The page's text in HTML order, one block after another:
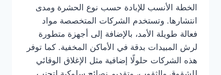
الخطة الأنسب للإبادة حسب نوع الحشرة ومدى
انتشارها. وتستخدم الشركات المتخصصة مواد
فعالة طويلة الأمد، بالإضافة إلى أجهزة متطورة
لرش المبيدات بدقة في الأماكن المخفية. كما توفر
هذه الشركات حلولًا إضافية مثل الإغلاق الوقائي